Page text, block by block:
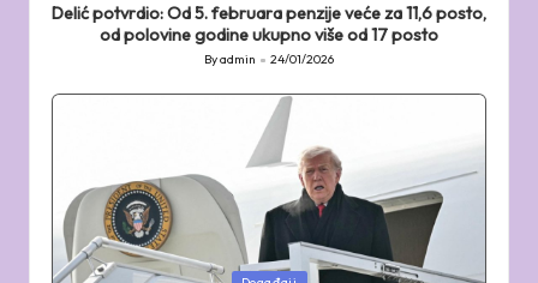
Delić potvrdio: Od 5. februara penzije veće za 11,6 posto,
od polovine godine ukupno više od 17 posto
Posted
by
Byadmin 24/01/2026